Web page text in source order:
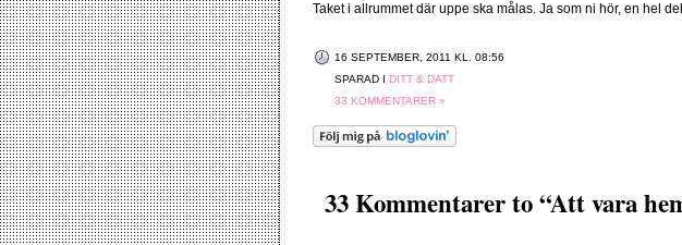
Taket i allrummet där uppe ska målas. Ja som ni hör, en hel
16 SEPTEMBER, 2011 KL. 08:56
SPARAD I DITT & DATT
33 KOMMENTARER »
33 Kommentarer to “Att vara